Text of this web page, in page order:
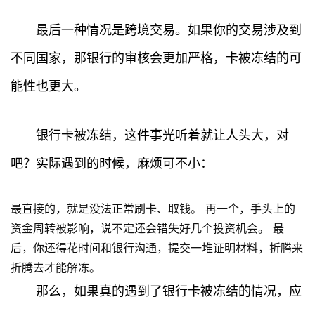
最后一种情况是跨境交易。如果你的交易涉及到
不同国家，那银行的审核会更加严格，卡被冻结的可
能性也更大。
银行卡被冻结，这件事光听着就让人头大，对
吧？实际遇到的时候，麻烦可不小：
最直接的，就是没法正常刷卡、取钱。 再一个，手头上的
资金周转被影响，说不定还会错失好几个投资机会。 最
后，你还得花时间和银行沟通，提交一堆证明材料，折腾来
折腾去才能解冻。
那么，如果真的遇到了银行卡被冻结的情况，应